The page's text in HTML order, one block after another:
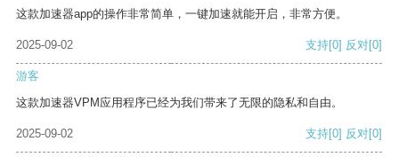
这款加速器app的操作非常简单，一键加速就能开启，非常方便。
2025-09-02 支持[0] 反对[0]
游客
这款加速器VPM应用程序已经为我们带来了无限的隐私和自由。
2025-09-02 支持[0] 反对[0]